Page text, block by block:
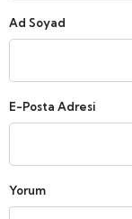
Ad Soyad
E-Posta Adresi
Yorum